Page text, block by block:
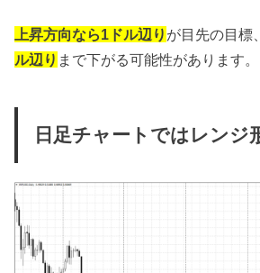
上昇方向なら1ドル辺り が目先の目標
ル辺り まで下がる可能性があります。
日足チャートではレンジ